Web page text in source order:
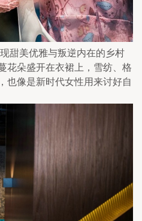
甜美优雅与叛逆内在的乡村
花朵盛开在衣裙上，雪纺、格
也像是新时代女性用来讨好自